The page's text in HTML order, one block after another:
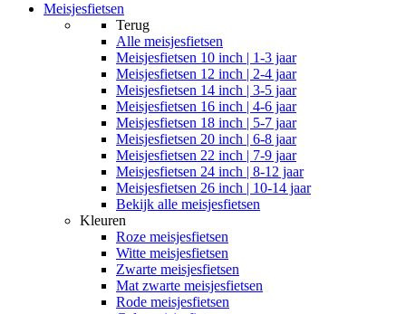
Meisjesfietsen
Terug
Alle meisjesfietsen
Meisjesfietsen 10 inch | 1-3 jaar
Meisjesfietsen 12 inch | 2-4 jaar
Meisjesfietsen 14 inch | 3-5 jaar
Meisjesfietsen 16 inch | 4-6 jaar
Meisjesfietsen 18 inch | 5-7 jaar
Meisjesfietsen 20 inch | 6-8 jaar
Meisjesfietsen 22 inch | 7-9 jaar
Meisjesfietsen 24 inch | 8-12 jaar
Meisjesfietsen 26 inch | 10-14 jaar
Bekijk alle meisjesfietsen
Kleuren
Roze meisjesfietsen
Witte meisjesfietsen
Zwarte meisjesfietsen
Mat zwarte meisjesfietsen
Rode meisjesfietsen